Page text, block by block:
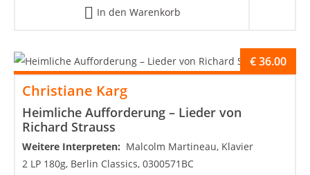
In den Warenkorb
Christiane Karg
Heimliche Aufforderung – Lieder von
Richard Strauss
€36.00
Weitere Interpreten: Malcolm Martineau, Klavier
2 LP 180g, Berlin Classics, 0300571BC